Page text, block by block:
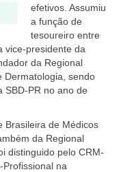
efetivos. Assumiu
a função de
tesoureiro entre
vice-presidente da
da Regional
Dermatologia, sendo
SBD-PR no ano de
Brasileira de Médicos
da Regional
distinguido pelo CRM-
na